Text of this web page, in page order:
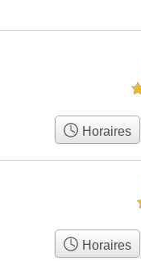
Horaires
Horaires